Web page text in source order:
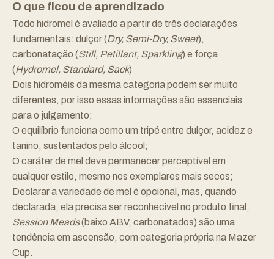
O que ficou de aprendizado
Todo hidromel é avaliado a partir de três declarações
fundamentais: dulçor (Dry, Semi-Dry, Sweet),
carbonatação (Still, Petillant, Sparkling) e força
(Hydromel, Standard, Sack)
Dois hidroméis da mesma categoria podem ser muito
diferentes, por isso essas informações são essenciais
para o julgamento;
O equilíbrio funciona como um tripé entre dulçor, acidez e
tanino, sustentados pelo álcool;
O caráter de mel deve permanecer perceptível em
qualquer estilo, mesmo nos exemplares mais secos;
Declarar a variedade de mel é opcional, mas, quando
declarada, ela precisa ser reconhecível no produto final;
Session Meads(baixo ABV, carbonatados) são uma
tendência em ascensão, com categoria própria na Mazer
Cup.